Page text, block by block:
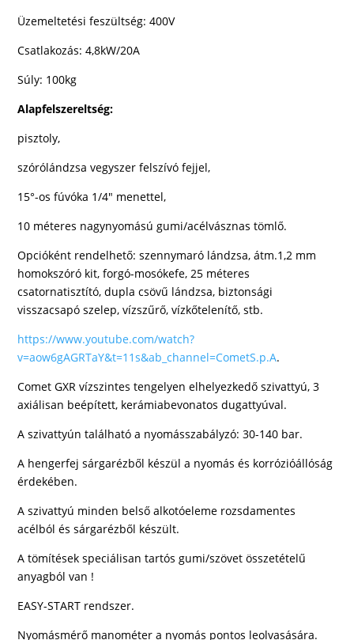
Üzemeltetési feszültség: 400V
Csatlakozás: 4,8kW/20A
Súly: 100kg
Alapfelszereltség:
pisztoly,
szórólándzsa vegyszer felszívó fejjel,
15°-os fúvóka 1/4″ menettel,
10 méteres nagynyomású gumi/acélvásznas tömlő.
Opcióként rendelhető: szennymaró lándzsa, átm.1,2 mm
homokszóró kit, forgó-mosókefe, 25 méteres
csatornatisztító, dupla csövű lándzsa, biztonsági
visszacsapó szelep, vízszűrő, vízkőtelenítő, stb.
https://www.youtube.com/watch?
v=aow6gAGRTaY&t=11s&ab_channel=CometS.p.A.
Comet GXR vízszintes tengelyen elhelyezkedő szivattyú, 3
axiálisan beépített, kerámiabevonatos dugattyúval.
A szivattyún található a nyomásszabályzó: 30-140 bar.
A hengerfej sárgarézből készül a nyomás és korrózióállóság
érdekében.
A szivattyú minden belső alkotóeleme rozsdamentes
acélból és sárgarézből készült.
A tömítések speciálisan tartós gumi/szövet összetételű
anyagból van !
EASY-START rendszer.
Nyomásmérő manométer a nyomás pontos leolvasására.